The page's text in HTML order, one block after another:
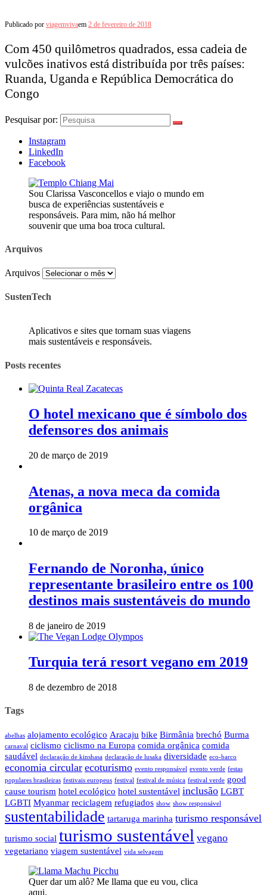
Publicado por viagemvivaem 2 de fevereiro de 2018
Com 450 quilômetros quadrados, essa cadeia de
vulcões inativos está distribuída por três países:
Ruanda, Uganda e República Democrática do
Congo
Pesquisar por:
Instagram
LinkedIn
Facebook
Sou Clarissa Vasconcellos e viajo o mundo em
busca de experiências sustentáveis e
responsáveis. Para mim, não há melhor
souvenir que uma boa troca cultural.
Arquivos
Arquivos
SustenTech
Aplicativos e sites que tornam suas viagens
mais sustentáveis e responsáveis.
Posts recentes
O hotel mexicano que é símbolo dos
defensores dos animais
20 de março de 2019
Atenas, a nova meca da comida
orgânica
10 de março de 2019
Fernando de Noronha, único
representante brasileiro entre os 100
destinos mais sustentáveis do mundo
8 de janeiro de 2019
Turquia terá resort vegano em 2019
8 de dezembro de 2018
Tags
abelhas alojamento ecológico Aracaju bike Birmânia brechó Burma
carnaval ciclismo ciclismo na Europa comida orgânica comida
saudável declaração de kinshasa declaração de lusaka diversidade eco-barco
economia circular ecoturismo evento responsável evento verde festas
populares brasileiras festivais europeus festival festival de música festival verde good
cause tourism hotel ecológico hotel sustentável inclusão LGBT
LGBTI Myanmar reciclagem refugiados show show responsável
sustentabilidade tartaruga marinha turismo responsável
turismo social turismo sustentável vegano
vegetariano viagem sustentável vida selvagem
Quer dar um alô? Me llama que eu vou, clica
aqui.